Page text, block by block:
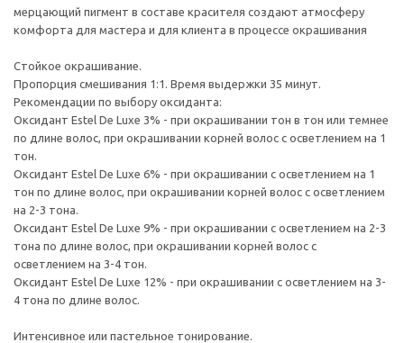
мерцающий пигмент в составе красителя создают атмосферу
комфорта для мастера и для клиента в процессе окрашивания
Стойкое окрашивание.
Пропорция смешивания 1:1. Время выдержки 35 минут.
Рекомендации по выбору оксиданта:
Оксидант Estel De Luxe 3% - при окрашивании тон в тон или темнее
по длине волос, при окрашивании корней волос с осветлением на 1
тон.
Оксидант Estel De Luxe 6% - при окрашивании с осветлением на 1
тон по длине волос, при окрашивании корней волос с осветлением
на 2-3 тона.
Оксидант Estel De Luxe 9% - при окрашивании с осветлением на 2-3
тона по длине волос, при окрашивании корней волос с
осветлением на 3-4 тон.
Оксидант Estel De Luxe 12% - при окрашивании с осветлением на 3-
4 тона по длине волос.
Интенсивное или пастельное тонирование.